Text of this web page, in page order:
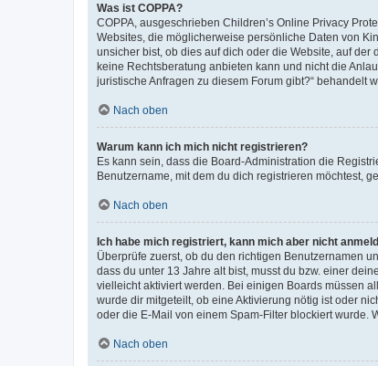
Was ist COPPA?
COPPA, ausgeschrieben Children’s Online Privacy
Websites, die möglicherweise persönliche Daten von
unsicher bist, ob dies auf dich oder die Website, auf
keine Rechtsberatung anbieten kann und nicht die
juristische Anfragen zu diesem Forum gibt?“ behandelt
Nach oben
Warum kann ich mich nicht registrieren?
Es kann sein, dass die Board-Administration die
Benutzername, mit dem du dich registrieren möchtest,
Nach oben
Ich habe mich registriert, kann mich aber nicht
Überprüfe zuerst, ob du den richtigen Benutzernamen
dass du unter 13 Jahre alt bist, musst du bzw. einer
vielleicht aktiviert werden. Bei einigen Boards müssen
wurde dir mitgeteilt, ob eine Aktivierung nötig ist oder
oder die E-Mail von einem Spam-Filter blockiert wurde.
Nach oben